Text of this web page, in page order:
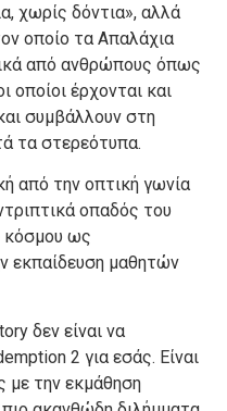
χωρίς δόντια», αλλά
οποίο τα Απαλάχια
από ανθρώπους όπως
οποίοι έρχονται και
συμβάλλουν στη
τα στερεότυπα.
από την οπτική γωνία
οπαδός του
κόσμου ως
εκπαίδευση μαθητών
δεν είναι να
2 για εσάς. Είναι
με την εκμάθηση